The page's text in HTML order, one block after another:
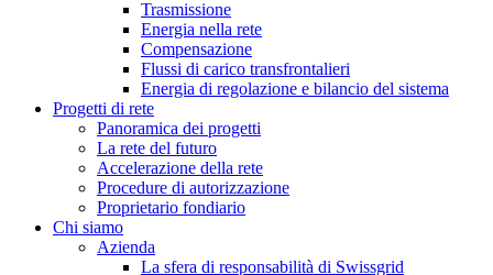
Trasmissione
Energia nella rete
Compensazione
Flussi di carico transfrontalieri
Energia di regolazione e bilancio del sistema
Progetti di rete
Panoramica dei progetti
La rete del futuro
Accelerazione della rete
Procedure di autorizzazione
Proprietario fondiario
Chi siamo
Azienda
La sfera di responsabilità di Swissgrid